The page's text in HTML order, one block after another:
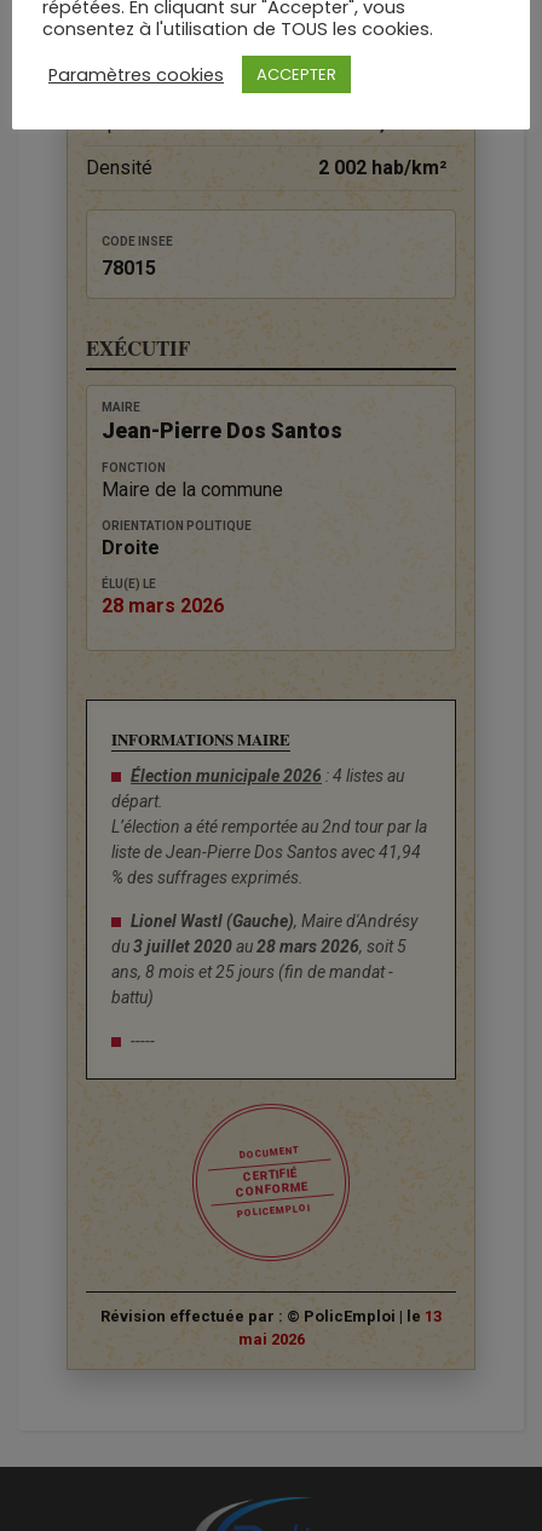
DONNÉES TERRITORIALES
Habitants (2023)
Densité
2 002 hab/km²
CODE INSEE
78015
EXÉCUTIF
MAIRE
Jean-Pierre Dos Santos
FONCTION
Maire de la commune
ORIENTATION POLITIQUE
Droite
ÉLU(E) LE
28 mars 2026
INFORMATIONS MAIRE
Élection municipale 2026 : 4 listes au
départ.
L’élection a été remportée au 2nd tour par la
liste de Jean-Pierre Dos Santos avec 41,94
% des suffrages exprimés.
Lionel Wastl (Gauche), Maire d'Andrésy
du3 juillet 2020au28 mars 2026, soit 5
ans, 8 mois et 25 jours (fin de mandat -
battu)
-----
DOCUMENT
CERTIFIÉ
CONFORME
POLICEMPLOI
Révision effectuée par : © PolicEmploi | le 13
mai 2026
répétées. En cliquant sur "Accepter", vous
consentez à l'utilisation de TOUS les cookies.
Paramètres cookies
ACCEPTER